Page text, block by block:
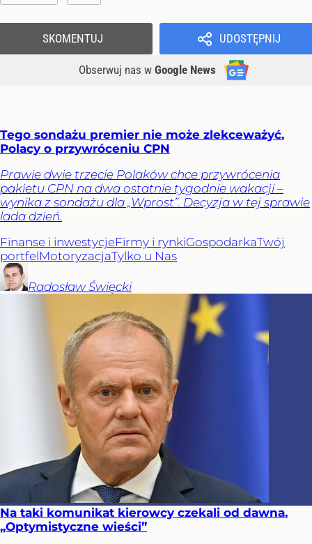
UDOSTĘPNIJ
Obserwuj nas w Google News
SKOMENTUJ
Tego sondażu premier nie może zlekceważyć.
Polacy o przywróceniu CPN
Prawie dwie trzecie Polaków chce przywrócenia
pakietu CPN na dwa ostatnie tygodnie wakacji –
wynika z sondażu dla „Wprost”. Decyzja w tej sprawie
lada dzień.
Finanse i inwestycjeFirmy i rynkiGospodarkaTwój
portfelMotoryzacjaTylko u Nas
Radosław Święcki
Na taki komunikat kierowcy czekali od dawna.
„Optymistyczne wieści”